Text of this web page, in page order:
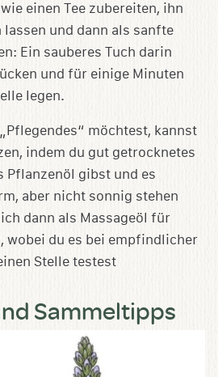
einen Tee zubereiten, ihn
und dann als sanfte
Ein sauberes Tuch darin
und für einige Minuten
legen.
möchtest, kannst
indem du gut getrocknetes
Pflanzenöl gibst und es
aber nicht sonnig stehen
dann als Massageöl für
wobei du es bei empfindlicher
Stelle testest
Sammeltipps